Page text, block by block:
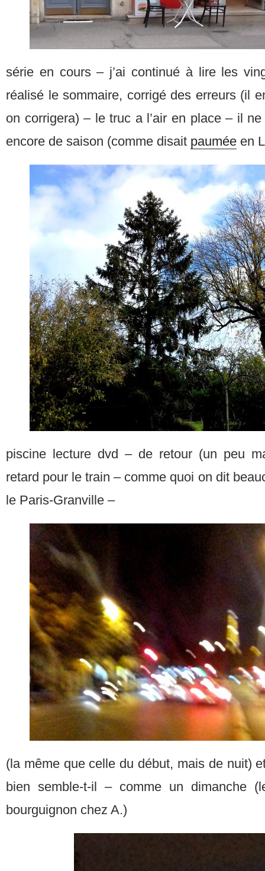
série en cours – j’ai continué à lire les
réalisé le sommaire, corrigé des erreurs (il
on corrigera) – le truc a l’air en place – il
encore de saison (comme disait paumée en
piscine lecture dvd – de retour (un peu
retard pour le train – comme quoi on dit
le Paris-Granville –
(la même que celle du début, mais de nuit)
bien semble-t-il – comme un dimanche
bourguignon chez A.)